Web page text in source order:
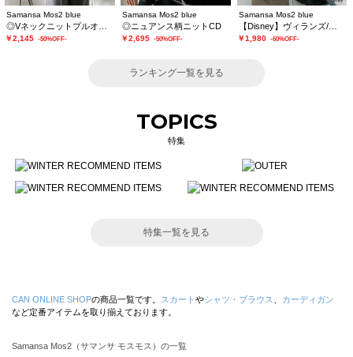
Samansa Mos2 blue
￥2,145 -50%OFF-
Samansa Mos2 blue
◎ニュアンス柄ニットCD
￥2,695 -50%OFF-
Samansa Mos2 blue
【Disney】ヴィランズ/トートバッグ
￥1,980 -60%OFF-
ランキング一覧を見る
TOPICS
特集
特集一覧を見る
CAN ONLINE SHOPの商品一覧です。 スカート やシャツ・ブラウス
カーディガン
など定番アイテムを取り揃えております。
Samansa Mos2（サマンサ モスモス）の一覧